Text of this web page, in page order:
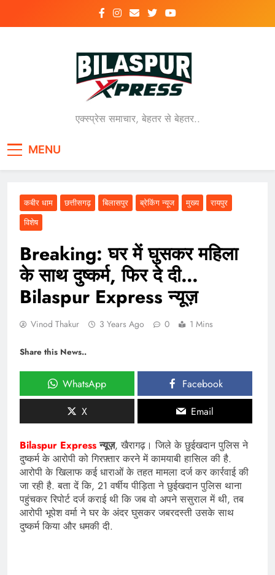
एक्स्प्रेस समाचार, बेहतर से बेहतर..
MENU
कबीर धाम छत्तीसगढ़ बिलासपुर ब्रेकिंग न्यूज मुख्य
रायपुर
विशेष
Breaking: घर में घुसकर महिला
के साथ दुष्कर्म, फिर दे दी…
Bilaspur Express न्यूज़
Vinod Thakur 3 Years Ago 0 1 Mins
Share this News..
WhatsApp
Facebook
X
Email
Bilaspur Expressन्यूज़, खैरागढ़। जिले के छुईखदान पुलिस ने
दुष्कर्म के आरोपी को गिरफ़्तार करने में कामयाबी हासिल की है.
आरोपी के खिलाफ कई धाराओं के तहत मामला दर्ज कर कार्रवाई की
जा रही है. बता दें कि, 21 वर्षीय पीड़िता ने छुईखदान पुलिस थाना
पहुंचकर रिपोर्ट दर्ज कराई थी कि जब वो अपने ससुराल में थी, तब
आरोपी भूपेश वर्मा ने घर के अंदर घुसकर जबरदस्ती उसके साथ
दुष्कर्म किया और धमकी दी.